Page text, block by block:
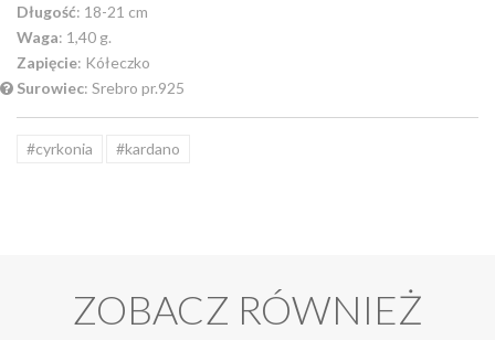
Długość: 18-21 cm
Waga: 1,40 g.
Zapięcie: Kółeczko
Surowiec: Srebro pr.925
#cyrkonia #kardano
ZOBACZ RÓWNIEŻ